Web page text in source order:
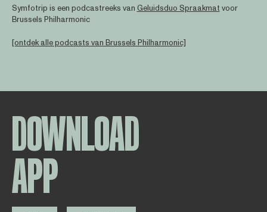
Symfotrip is een podcastreeks van Geluidsduo Spraakmat voor
Brussels Philharmonic
[ontdek alle podcasts van Brussels Philharmonic]
DOWNLOAD
APP